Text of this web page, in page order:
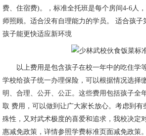
费、住宿费)。，标准全托班是每个房间4-6人
师照顾。适合没有自理能力的学员。 适合孩子
孩子能更快适应新环境
以上费用是包含孩子在校一年中的吃住学
学校给孩子统一办理保险，可以根据情况选择
明、合理、公开、公正。这些费用包括孩子全
取 费用，可以做到让广大家长放心。考虑到有
殊性，又对武术极度的喜爱和追求，我校决定
惠减免政策，详情参照学费标准页面减免政策